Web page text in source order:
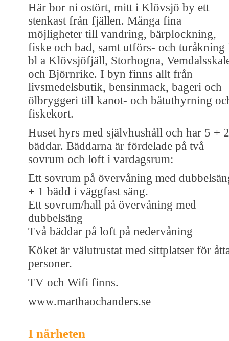
Här bor ni ostört, mitt i Klövsjö by ett
stenkast från fjällen. Många fina
möjligheter till vandring, bärplockning,
fiske och bad, samt utförs- och turåkning
bl a Klövsjöfjäll, Storhogna,
och Björnrike. I byn finns allt från
livsmedelsbutik, bensinmack, bageri och
ölbryggeri till kanot- och båtuthyrning
fiskekort.
Huset hyrs med självhushåll och har 5 + 2
bäddar. Bäddarna är fördelade på två
sovrum och loft i vardagsrum:
Ett sovrum på övervåning med
+ 1 bädd i väggfast säng.
Ett sovrum/hall på övervåning med
dubbelsäng
Två bäddar på loft på nedervåning
Köket är välutrustat med sittplatser för
personer.
TV och Wifi finns.
www.marthaochanders.se
I närheten